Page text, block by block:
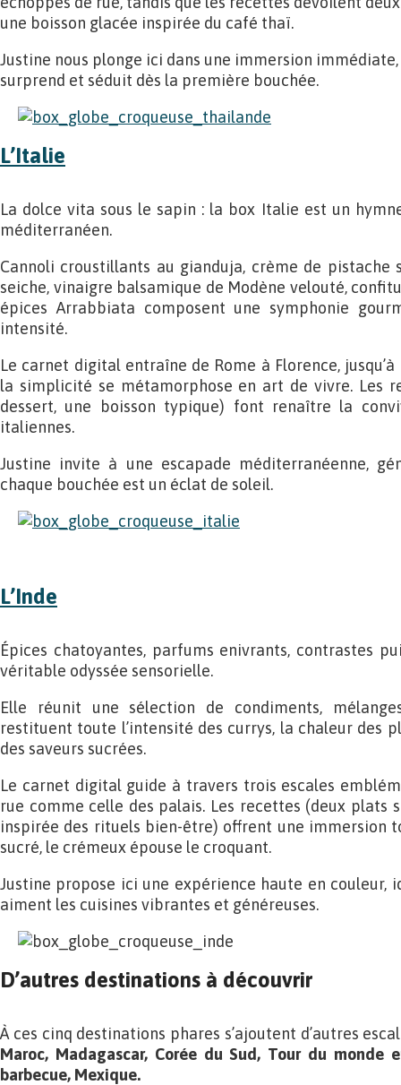
une boisson glacée inspirée du café thaï.
Justine nous plonge ici dans une immersion
surprend et séduit dès la première bouchée.
L’Italie
La dolce vita sous le sapin : la box Italie est un
méditerranéen.
Cannoli croustillants au gianduja, crème de pistache
seiche, vinaigre balsamique de Modène velouté,
épices Arrabbiata composent une symphonie
intensité.
Le carnet digital entraîne de Rome à Florence,
la simplicité se métamorphose en art de vivre. Les
dessert, une boisson typique) font renaître la
italiennes.
Justine invite à une escapade méditerranéenne,
chaque bouchée est un éclat de soleil.
L’Inde
Épices chatoyantes, parfums enivrants, contrastes
véritable odyssée sensorielle.
Elle réunit une sélection de condiments,
restituent toute l’intensité des currys, la chaleur des
des saveurs sucrées.
Le carnet digital guide à travers trois escales
rue comme celle des palais. Les recettes (deux plats
inspirée des rituels bien-être) offrent une immersion
sucré, le crémeux épouse le croquant.
Justine propose ici une expérience haute en couleur,
aiment les cuisines vibrantes et généreuses.
D’autres destinations à découvrir
À ces cinq destinations phares s’ajoutent d’autres
Maroc, Madagascar, Corée du Sud, Tour du monde
barbecue, Mexique.